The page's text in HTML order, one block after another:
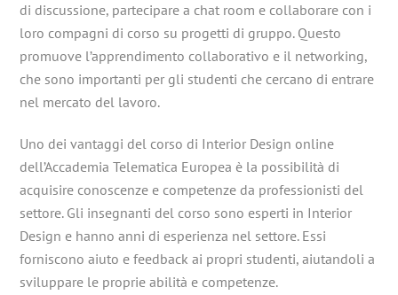
di discussione, partecipare a chat room e collaborare con i
loro compagni di corso su progetti di gruppo. Questo
promuove l’apprendimento collaborativo e il networking,
che sono importanti per gli studenti che cercano di entrare
nel mercato del lavoro.
Uno dei vantaggi del corso di Interior Design online
dell’Accademia Telematica Europea è la possibilità di
acquisire conoscenze e competenze da professionisti del
settore. Gli insegnanti del corso sono esperti in Interior
Design e hanno anni di esperienza nel settore. Essi
forniscono aiuto e feedback ai propri studenti, aiutandoli a
sviluppare le proprie abilità e competenze.